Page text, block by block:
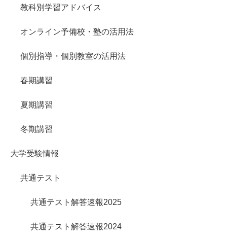
教科別学習アドバイス
オンライン予備校・塾の活用法
個別指導・個別教室の活用法
春期講習
夏期講習
冬期講習
大学受験情報
共通テスト
共通テスト解答速報2025
共通テスト解答速報2024